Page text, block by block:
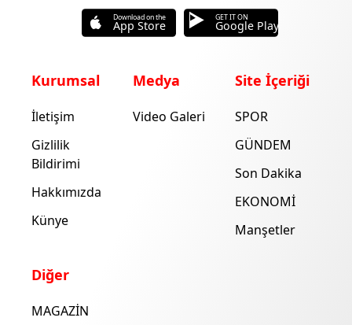
Download on the
App Store
GET IT ON
Google Play
Kurumsal
İletişim
Gizlilik
Bildirimi
Hakkımızda
Künye
Medya
Video Galeri
Site İçeriği
SPOR
GÜNDEM
Son Dakika
EKONOMİ
Manşetler
Diğer
MAGAZİN